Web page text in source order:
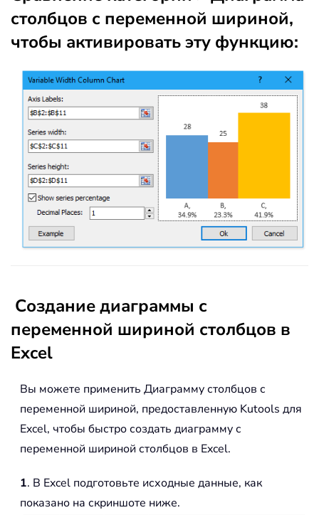
столбцов с переменной шириной,
чтобы активировать эту функцию:
Создание диаграммы с
переменной шириной столбцов в
Excel
Вы можете применить Диаграмму столбцов с
переменной шириной, предоставленную Kutools для
Excel, чтобы быстро создать диаграмму с
переменной шириной столбцов в Excel.
1. В Excel подготовьте исходные данные, как
показано на скриншоте ниже.